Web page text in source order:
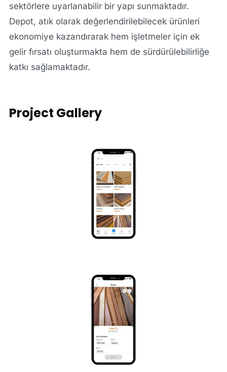
sektörlere uyarlanabilir bir yapı sunmaktadır.
Depot, atık olarak değerlendirilebilecek ürünleri
ekonomiye kazandırarak hem işletmeler için ek
gelir fırsatı oluşturmakta hem de sürdürülebilirliğe
katkı sağlamaktadır.
Project Gallery